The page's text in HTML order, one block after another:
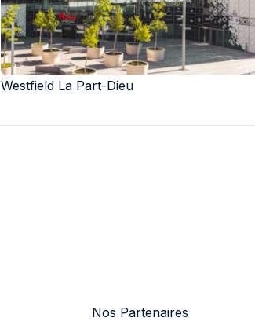
Westfield La Part-Dieu
Nos Partenaires